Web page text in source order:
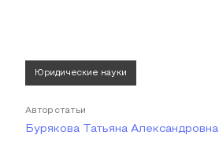
Юридические науки
Автор статьи
Бурякова Татьяна Александровна